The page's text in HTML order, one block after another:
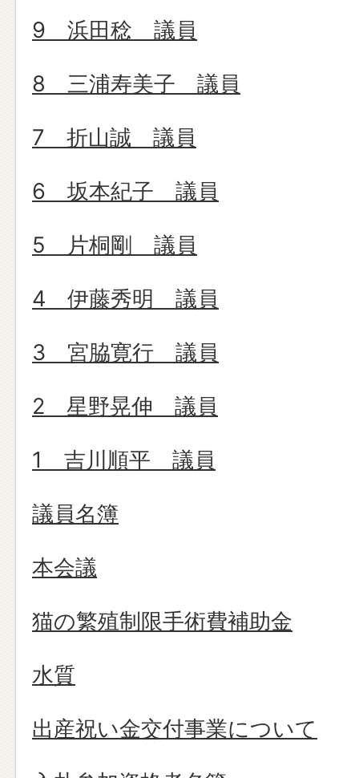
9 浜田稔 議員
8 三浦寿美子 議員
7 折山誠 議員
6 坂本紀子 議員
5 片桐剛 議員
4 伊藤秀明 議員
3 宮脇寛行 議員
2 星野晃伸 議員
1 吉川順平 議員
議員名簿
本会議
猫の繁殖制限手術費補助金
水質
出産祝い金交付事業について